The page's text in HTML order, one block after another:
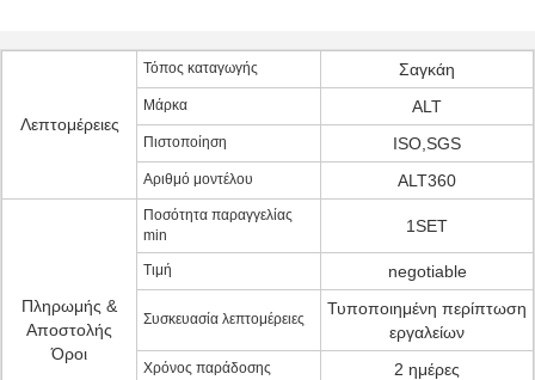
Λεπτομέρειες
Τόπος καταγωγής Σαγκάη
Μάρκα ALT
Πιστοποίηση ISO,SGS
Αριθμό μοντέλου ALT360
Πληρωμής &
Αποστολής
Όροι
Ποσότητα παραγγελίας
min
1SET
Τιμή negotiable
Συσκευασία λεπτομέρειες
Τυποποιημένη περίπτωση
εργαλείων
Χρόνος παράδοσης 2 ημέρες